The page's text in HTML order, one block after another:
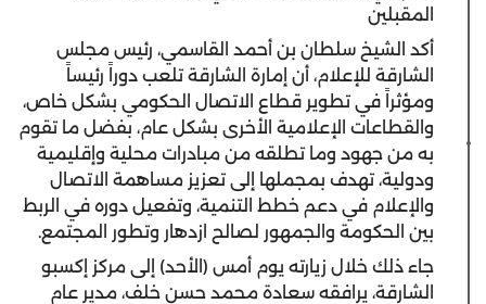
المقبلين
أكد الشيخ سلطان بن أحمد القاسمي، رئيس مجلس
الشارقة للإعلام، أن إمارة الشارقة تلعب دوراً رئيساً
ومؤثراً في تطوير قطاع الاتصال الحكومي بشكل خاص،
والقطاعات الإعلامية الأخرى بشكل عام، بفضل ما تقوم
به من جهود وما تطلقه من مبادرات محلية وإقليمية
ودولية، تهدف بمجملها إلى تعزيز مساهمة الاتصال
والإعلام في دعم خطط التنمية، وتفعيل دوره في الربط
بين الحكومة والجمهور لصالح ازدهار وتطور المجتمع.
جاء ذلك خلال زيارته يوم أمس (الأحد) إلى مركز إكسبو
الشارقة، يرافقه سعادة محمد حسن خلف، مدير عام